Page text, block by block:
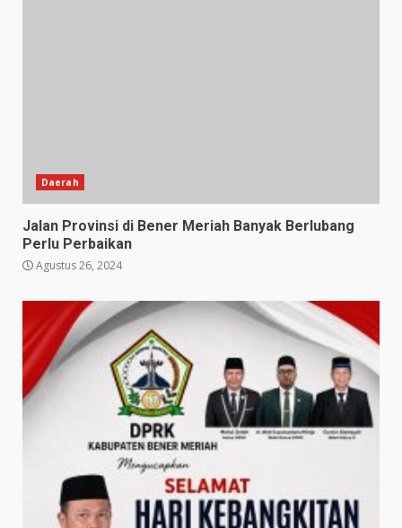
Daerah
Jalan Provinsi di Bener Meriah Banyak Berlubang
Perlu Perbaikan
Agustus 26, 2024